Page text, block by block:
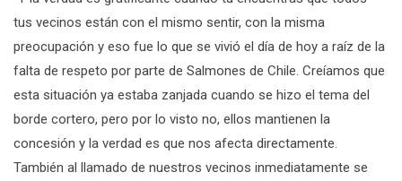
tus vecinos están con el mismo sentir, con la misma
preocupación y eso fue lo que se vivió el día de hoy a raíz de la
falta de respeto por parte de Salmones de Chile. Creíamos que
esta situación ya estaba zanjada cuando se hizo el tema del
borde cortero, pero por lo visto no, ellos mantienen la
concesión y la verdad es que nos afecta directamente.
También al llamado de nuestros vecinos inmediatamente se